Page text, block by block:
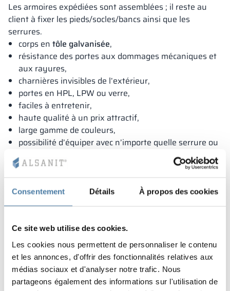
Consentement Détails À propos des cookies
Ce site web utilise des cookies.
Les cookies nous permettent de personnaliser le contenu
et les annonces, d'offrir des fonctionnalités relatives aux
médias sociaux et d'analyser notre trafic. Nous
partageons également des informations sur l'utilisation de
Les armoires expédiées sont assemblées ; il reste au
client à fixer les pieds/socles/bancs ainsi que les
serrures.
corps en tôle galvanisée,
résistance des portes aux dommages mécaniques et
aux rayures,
charnières invisibles de l’extérieur,
portes en HPL, LPW ou verre,
faciles à entretenir,
haute qualité à un prix attractif,
large gamme de couleurs,
possibilité d’équiper avec n’importe quelle serrure ou
d’intégrer un système ESOK.
La CONSTRUCTION MODULAIRE DU CORPS
permet de
après la livraison.
Solution déposée auprès de l’Office des brevets.